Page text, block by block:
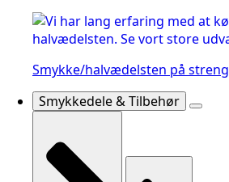
Smykke/halvædelsten på streng
Smykkedele & Tilbehør